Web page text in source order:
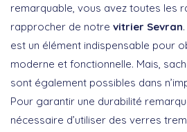
remarquable, vous avez toutes les
rapprocher de notre vitrier Sevran
est un élément indispensable pour
moderne et fonctionnelle. Mais,
sont également possibles dans
Pour garantir une durabilité
nécessaire d’utiliser des verres